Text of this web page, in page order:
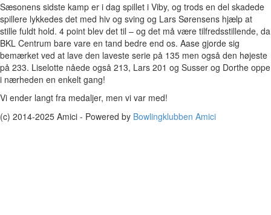
Sæsonens sidste kamp er i dag spillet i Viby, og trods en del skadede
spillere lykkedes det med hiv og sving og Lars Sørensens hjælp at
stille fuldt hold. 4 point blev det til – og det må være tilfredsstillende, da
BKL Centrum bare vare en tand bedre end os. Aase gjorde sig
bemærket ved at lave den laveste serie på 135 men også den højeste
på 233. Liselotte nåede også 213, Lars 201 og Susser og Dorthe oppe
i nærheden en enkelt gang!
Vi ender langt fra medaljer, men vi var med!
(c) 2014-2025 Amici - Powered by Bowlingklubben Amici